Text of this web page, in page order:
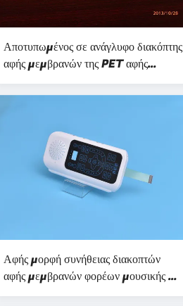
Αποτυπωμένος σε ανάγλυφο διακόπτης
αφής μεμβρανών της PET αφής
εύκαμπτος, διακόπτες μεμβρανών
πληκτρολογίων
Αφής μορφή συνήθειας διακοπτών
αφής μεμβρανών φορέων μουσικής με
τις οδηγήσεις